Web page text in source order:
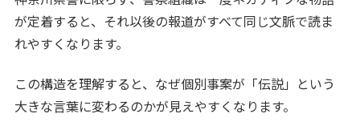
が定着すると、それ以後の報道がすべて同じ文脈で読ま
れやすくなります。
この構造を理解すると、なぜ個別事案が「伝説」という
大きな言葉に変わるのかが見えやすくなります。